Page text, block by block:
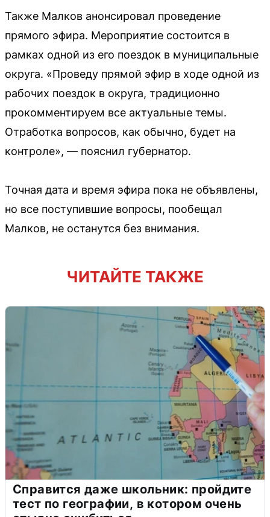
Также Малков анонсировал проведение
прямого эфира. Мероприятие состоится в
рамках одной из его поездок в муниципальные
округа. «Проведу прямой эфир в ходе одной из
рабочих поездок в округа, традиционно
прокомментируем все актуальные темы.
Отработка вопросов, как обычно, будет на
контроле», — пояснил губернатор.
Точная дата и время эфира пока не объявлены,
но все поступившие вопросы, пообещал
Малков, не останутся без внимания.
ЧИТАЙТЕ ТАКЖЕ
Справится даже школьник: пройдите
тест по географии, в котором очень